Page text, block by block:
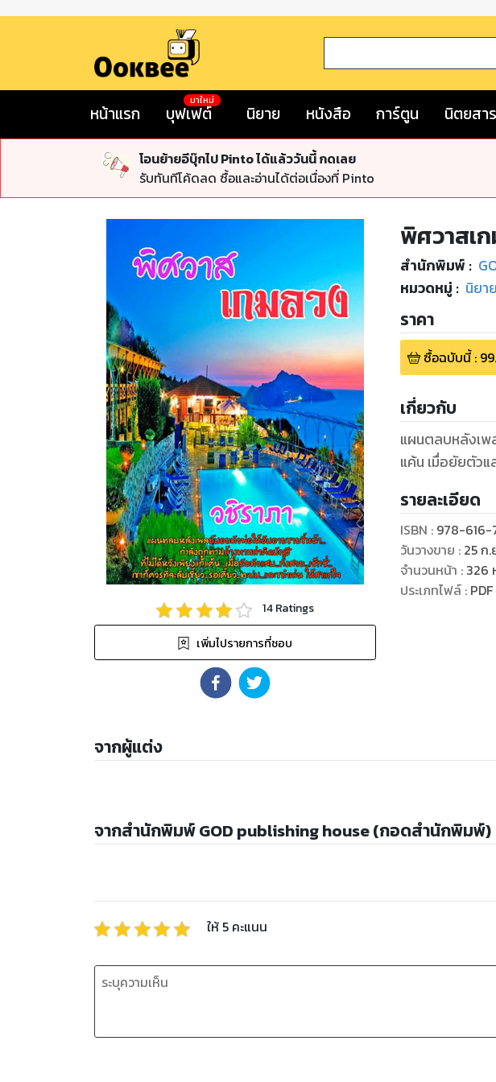
หน้าแรก บุฟเฟต์
มาใหม่
นิยาย หนังสือ การ์ตูน นิตยสาร
โอนย้ายอีบุ๊กไป Pinto ได้แล้ววันนี้ กดเลย
รับทันทีโค้ดลด ซื้อและอ่านได้ต่อเนื่องที่ Pinto
14Ratings
เพิ่มไปรายการที่ชอบ
พิศวาสเ
สำนักพิมพ์ :
หมวดหมู่ : นิยา
ราคา
ซื้อฉบับนี้:
เกี่ยวกับ
แผนตลบหลังเพ
แค้น เมื่อยัยตัวแ
รายละเอียด
ISBN : 978-
วันวางขาย : 25 ก.
จำนวนหน้า : 326
ประเภทไฟล์: PDF
จากผู้แต่ง
จากสำนักพิมพ์ GOD publishing house (กอดสำนักพิมพ์)
ให้ 5 คะแนน